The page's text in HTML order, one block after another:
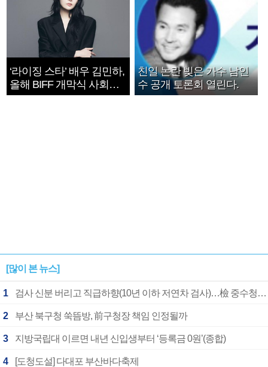
‘라이징 스타’ 배우 김민하,
올해 BIFF 개막식 사회자
확정
친일 논란 빚은 가수 남인
수 공개 토론회 열린다.
[많이 본 뉴스]
1 검사 신분 버리고 직급하향(10년 이하 저연차 검사)…檢 중수청행 기피
2 부산 북구청 쑥뜸방, 前구청장 책임 인정될까
3 지방국립대 이르면 내년 신입생부터 ‘등록금 0원’(종합)
4 [도청도설] 다대포 부산바다축제